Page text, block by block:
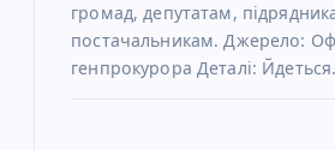
громад, депутатам,
постачальникам. Джерело:
генпрокурора Деталі: